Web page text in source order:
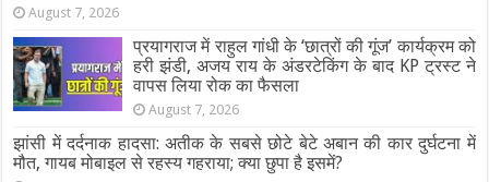
August 7, 2026
प्रयागराज में राहुल गांधी के ‘छात्रों की गूंज’ कार्यक्रम को
हरी झंडी, अजय राय के अंडरटेकिंग के बाद KP ट्रस्ट ने
वापस लिया रोक का फैसला
August 7, 2026
झांसी में दर्दनाक हादसा: अतीक के सबसे छोटे बेटे अबान की कार दुर्घटना में
मौत, गायब मोबाइल से रहस्य गहराया; क्या छुपा है इसमें?